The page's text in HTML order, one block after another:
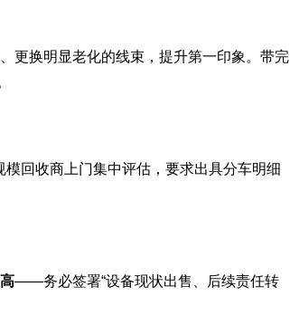
更换明显老化的线束，提升第一印象。带完
模回收商上门集中评估，要求出具分车明细
——务必签署“设备现状出售、后续责任转